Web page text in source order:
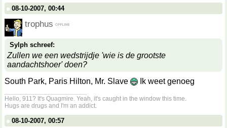
08-10-2007, 00:44
trophus
Sylph schreef:
Zullen we een wedstrijdje 'wie is de grootste
aandachtshoer' doen?
South Park, Paris Hilton, Mr. Slave
Ik weet genoeg
Hello, 911? It's Quagmire. Yeah, it's caught in the window this time.
Hugs are drugs and I'm an addict.
08-10-2007, 00:57